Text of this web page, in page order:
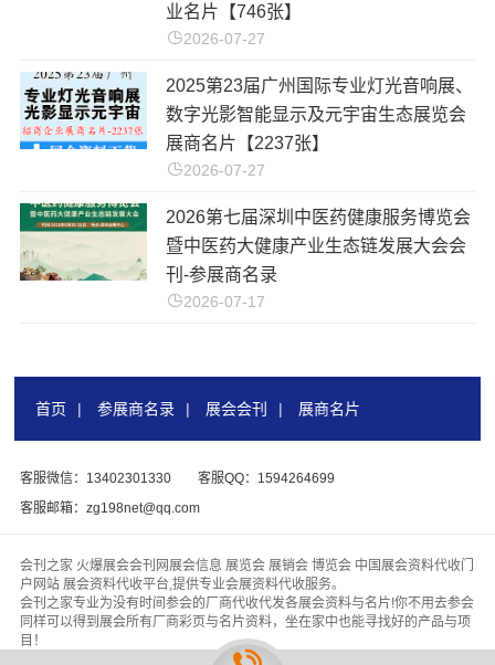
业名片【746张】
2026-07-27
2025第23届广州国际专业灯光音响展、
数字光影智能显示及元宇宙生态展览会
展商名片【2237张】
2026-07-27
2026第七届深圳中医药健康服务博览会
暨中医药大健康产业生态链发展大会会
刊-参展商名录
2026-07-17
首页 | 参展商名录 | 展会会刊 | 展商名片
客服微信：13402301330
客服QQ：1594264699
客服邮箱：zg198net@qq.com
会刊之家 火爆展会会刊网展会信息 展览会 展销会 博览会 中国展会资料代收门
户网站 展会资料代收平台,提供专业会展资料代收服务。
会刊之家专业为没有时间参会的厂商代收代发各展会资料与名片!你不用去参会
同样可以得到展会所有厂商彩页与名片资料，坐在家中也能寻找好的产品与项
目！
【会刊之家www.zhanhuihuikan.com】